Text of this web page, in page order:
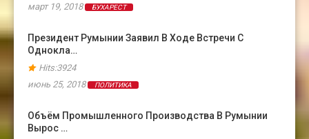
март 19, 2018
БУХАРЕСТ
Президент Румынии Заявил В Ходе Встречи С
Однокла…
Hits:3924
июнь 25, 2018
ПОЛИТИКА
Объём Промышленного Производства В Румынии
Вырос …